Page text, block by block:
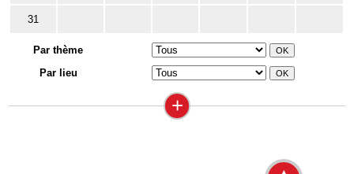
31
Par thème
Par lieu
+